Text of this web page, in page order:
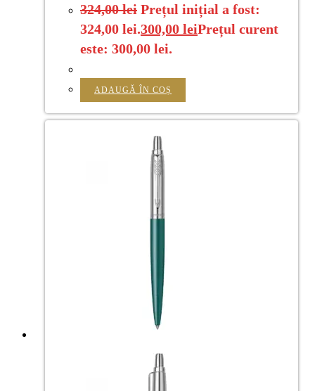
324,00lei Prețul inițial a fost:
324,00 lei.300,00 leiPrețul curent
este: 300,00 lei.
ADAUGĂ ÎN COȘ